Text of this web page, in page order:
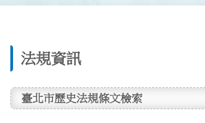
法規資訊
臺北市歷史法規條文檢索